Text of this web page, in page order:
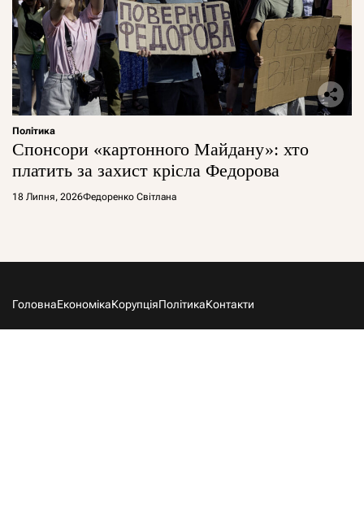
Політика
Спонсори «картонного Майдану»: хто
платить за захист крісла Федорова
18 Липня, 2026Федоренко Світлана
ГоловнаЕкономікаКорупціяПолітикаКонтакти